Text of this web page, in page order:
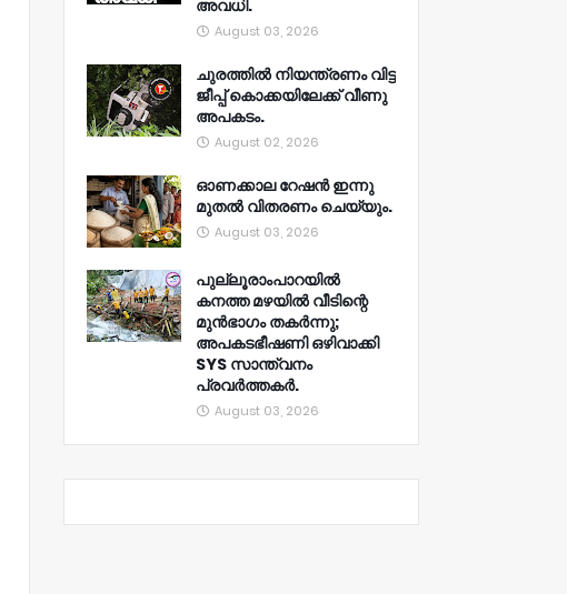
അവധി.
August 03, 2026
ചുരത്തിൽ നിയന്ത്രണം വിട്ട
ജീപ്പ് കൊക്കയിലേക്ക് വീണു
അപകടം.
August 02, 2026
ഓണക്കാല റേഷൻ ഇന്നു
മുതല്‍ വിതരണം ചെയ്യും.
August 03, 2026
പുല്ലൂരാംപാറയിൽ
കനത്ത മഴയിൽ വീടിന്റെ
മുൻഭാഗം തകർന്നു;
അപകടഭീഷണി ഒഴിവാക്കി
SYS സാന്ത്വനം
പ്രവർത്തകർ.
August 03, 2026